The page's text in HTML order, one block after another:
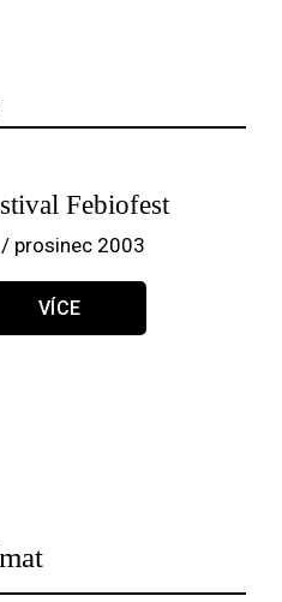
Febiofest
prosinec 2003
VÍCE